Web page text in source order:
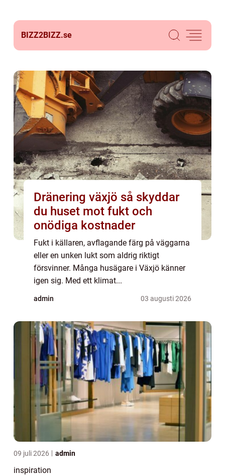
BIZZ2BIZZ.se
Dränering växjö så skyddar
du huset mot fukt och
onödiga kostnader
Fukt i källaren, avflagande färg på väggarna
eller en unken lukt som aldrig riktigt
försvinner. Många husägare i Växjö känner
igen sig. Med ett klimat...
admin 03 augusti 2026
09 juli 2026 admin
inspiration